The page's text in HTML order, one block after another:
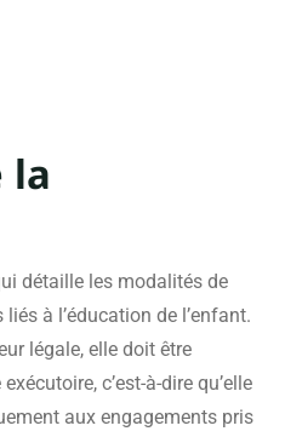
la
détaille les modalités de
à l’éducation de l’enfant.
légale, elle doit être
c’est-à-dire qu’elle
aux engagements pris